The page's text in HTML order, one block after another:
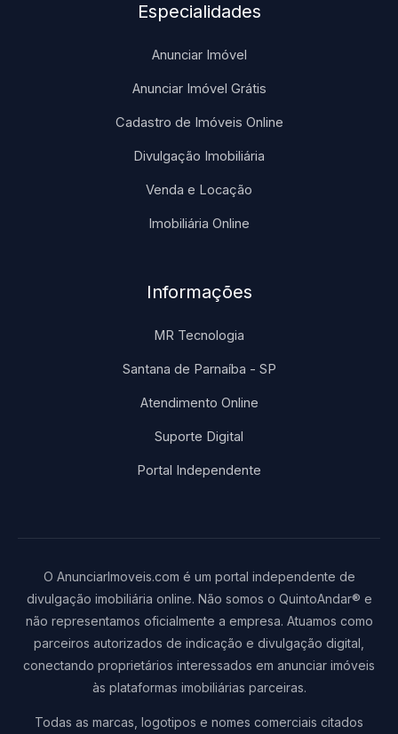
Especialidades
Anunciar Imóvel
Anunciar Imóvel Grátis
Cadastro de Imóveis Online
Divulgação Imobiliária
Venda e Locação
Imobiliária Online
Informações
MR Tecnologia
Santana de Parnaíba - SP
Atendimento Online
Suporte Digital
Portal Independente
O AnunciarImoveis.com é um portal independente de
divulgação imobiliária online. Não somos o QuintoAndar® e
não representamos oficialmente a empresa. Atuamos como
parceiros autorizados de indicação e divulgação digital,
conectando proprietários interessados em anunciar imóveis
às plataformas imobiliárias parceiras.
Todas as marcas, logotipos e nomes comerciais citados